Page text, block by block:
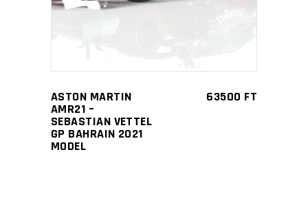
ASTON MARTIN
AMR21 –
SEBASTIAN VETTEL
GP BAHRAIN 2021
MODEL
63500 FT